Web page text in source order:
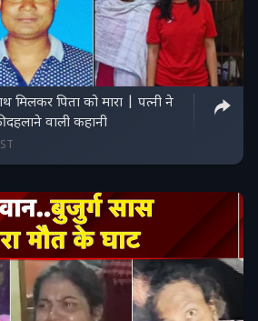
पिता को मारा | पत्नी ने
दहलाने वाली कहानी